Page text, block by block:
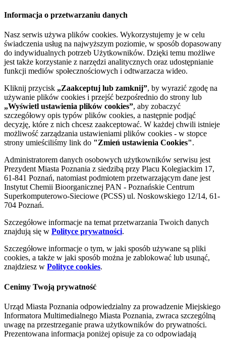
Informacja o przetwarzaniu danych
Nasz serwis używa plików cookies. Wykorzystujemy je w celu
świadczenia usług na najwyższym poziomie, w sposób dopasowany
do indywidualnych potrzeb Użytkowników. Dzięki temu możliwe
jest także korzystanie z narzędzi analitycznych oraz udostępnianie
funkcji mediów społecznościowych i odtwarzacza wideo.
Kliknij przycisk „Zaakceptuj lub zamknij”, by wyrazić zgodę na
używanie plików cookies i przejść bezpośrednio do strony lub
„Wyświetl ustawienia plików cookies”, aby zobaczyć
szczegółowy opis typów plików cookies, a następnie podjąć
decyzję, które z nich chcesz zaakceptować. W każdej chwili istnieje
możliwość zarządzania ustawieniami plików cookies - w stopce
strony umieściliśmy link do "Zmień ustawienia Cookies".
Administratorem danych osobowych użytkowników serwisu jest
Prezydent Miasta Poznania z siedzibą przy Placu Kolegiackim 17,
61-841 Poznań, natomiast podmiotem przetwarzającym dane jest
Instytut Chemii Bioorganicznej PAN - Poznańskie Centrum
Superkomputerowo-Sieciowe (PCSS) ul. Noskowskiego 12/14, 61-
704 Poznań.
Szczegółowe informacje na temat przetwarzania Twoich danych
znajdują się w Polityce prywatności.
Szczegółowe informacje o tym, w jaki sposób używane są pliki
cookies, a także w jaki sposób można je zablokować lub usunąć,
znajdziesz w Polityce cookies.
Cenimy Twoją prywatność
Urząd Miasta Poznania odpowiedzialny za prowadzenie Miejskiego
Informatora Multimedialnego Miasta Poznania, zwraca szczególną
uwagę na przestrzeganie prawa użytkowników do prywatności.
Prezentowana informacja poniżej opisuje za co odpowiadają